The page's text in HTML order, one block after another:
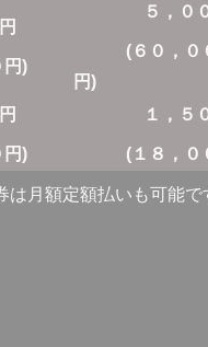
)
５，００
(６０，０
円)
)
１，５０
(１８，０
能です